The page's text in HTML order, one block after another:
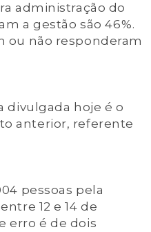
administração do
a gestão são 46%.
ou não responderam
divulgada hoje é o
anterior, referente
pessoas pela
12 e 14 de
erro é de dois